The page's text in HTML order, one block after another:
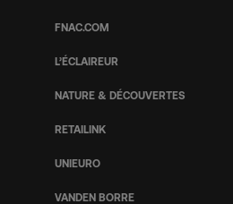
FNAC.COM
L’ÉCLAIREUR
NATURE & DÉCOUVERTES
RETAILINK
UNIEURO
VANDEN BORRE